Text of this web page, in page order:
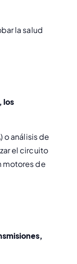
la salud
los
o análisis de
el circuito
motores de